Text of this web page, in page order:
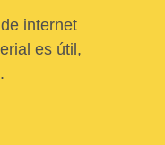
internet
es útil,